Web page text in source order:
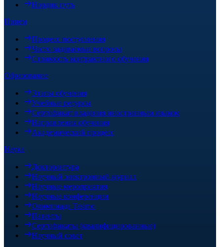
Нордик путь
Прием
Процесс поступления
Часто задаваемые вопросы
Стоимость контрактного обучения
Образование
Этапы обучения
Учебные ресурсы
Сертификат владения иностранным языком
Направления обучения
Академический процесс
Наука
Докторантура
Научный электронный журнал
Научные мероприятия
Научные конференции
Олимпиада Tasimo
Патенты
Сертификаты (квалифицированные)
Научный совет